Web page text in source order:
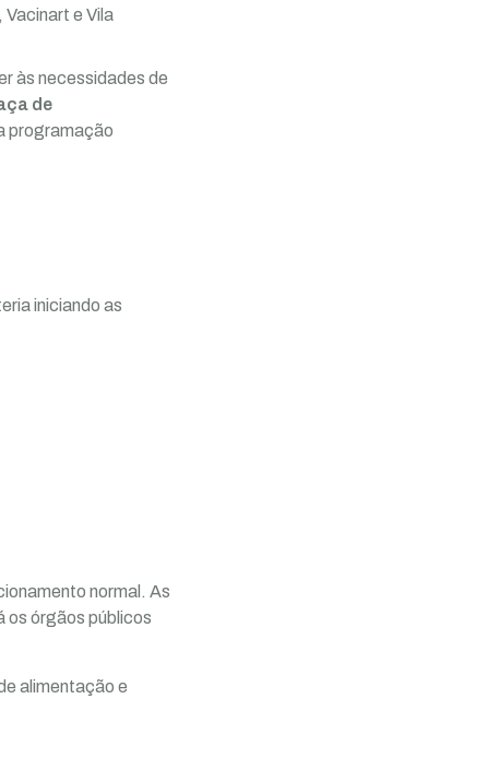
e Vila
às necessidades de
de
programação
iniciando as
normal. As
os órgãos públicos
alimentação e